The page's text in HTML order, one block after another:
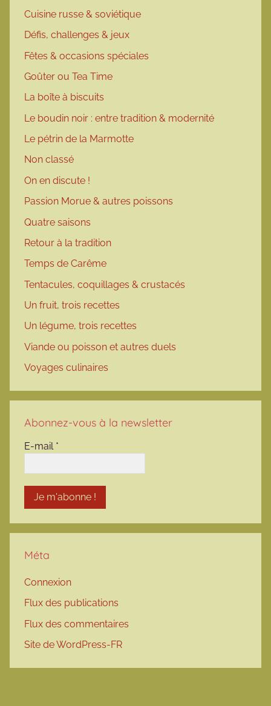
Cuisine russe & soviétique
Défis, challenges & jeux
Fêtes & occasions spéciales
Goûter ou Tea Time
La boîte à biscuits
Le boudin noir : entre tradition & modernité
Le pétrin de la Marmotte
Non classé
On en discute !
Passion Morue & autres poissons
Quatre saisons
Retour à la tradition
Temps de Carême
Tentacules, coquillages & crustacés
Un fruit, trois recettes
Un légume, trois recettes
Viande ou poisson et autres duels
Voyages culinaires
Abonnez-vous à la newsletter
E-mail *
Méta
Connexion
Flux des publications
Flux des commentaires
Site de WordPress-FR